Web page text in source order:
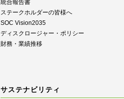
統合報告書
ステークホルダーの皆様へ
SOC Vision2035
ディスクロージャー・ポリシー
財務・業績推移
サステナビリティ